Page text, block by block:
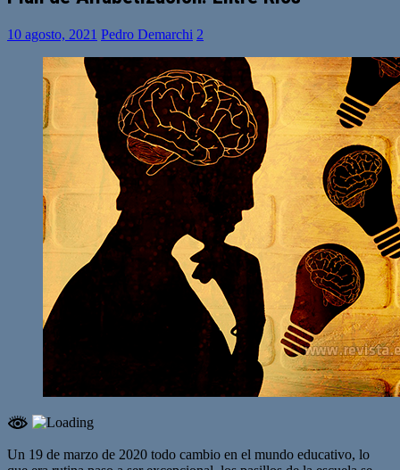
10 agosto, 2021 Pedro Demarchi 2
Un 19 de marzo de 2020 todo cambio en el mundo educativo, lo